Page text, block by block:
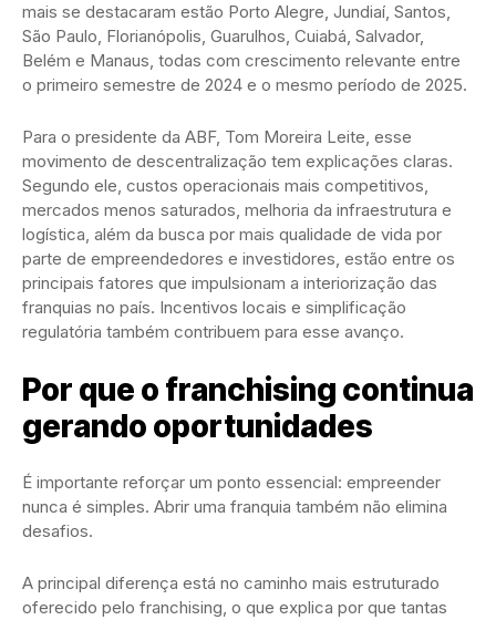
mais se destacaram estão Porto Alegre, Jundiaí, Santos,
São Paulo, Florianópolis, Guarulhos, Cuiabá, Salvador,
Belém e Manaus, todas com crescimento relevante entre
o primeiro semestre de 2024 e o mesmo período de 2025.
Para o presidente da ABF, Tom Moreira Leite, esse
movimento de descentralização tem explicações claras.
Segundo ele, custos operacionais mais competitivos,
mercados menos saturados, melhoria da infraestrutura e
logística, além da busca por mais qualidade de vida por
parte de empreendedores e investidores, estão entre os
principais fatores que impulsionam a interiorização das
franquias no país. Incentivos locais e simplificação
regulatória também contribuem para esse avanço.
Por que o franchising continua
gerando oportunidades
É importante reforçar um ponto essencial: empreender
nunca é simples. Abrir uma franquia também não elimina
desafios.
A principal diferença está no caminho mais estruturado
oferecido pelo franchising, o que explica por que tantas